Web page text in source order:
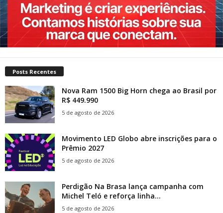
Posts Recentes
Nova Ram 1500 Big Horn chega ao Brasil por
R$ 449.990
5 de agosto de 2026
Movimento LED Globo abre inscrições para o
Prêmio 2027
5 de agosto de 2026
Perdigão Na Brasa lança campanha com
Michel Teló e reforça linha...
5 de agosto de 2026